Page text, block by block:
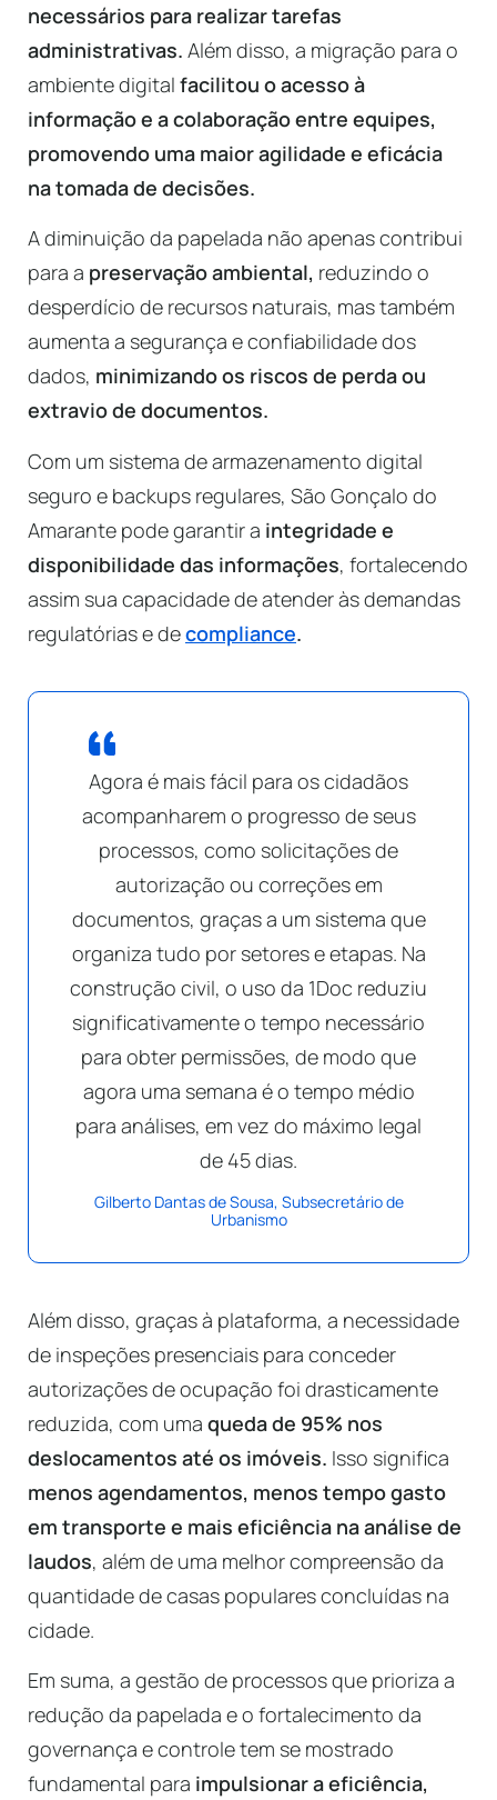
necessários para realizar tarefas
administrativas. Além disso, a migração para o
ambiente digital facilitou o acesso à
informação e a colaboração entre equipes,
promovendo uma maior agilidade e eficácia
na tomada de decisões.
A diminuição da papelada não apenas contribui
para a preservação ambiental, reduzindo o
desperdício de recursos naturais, mas também
aumenta a segurança e confiabilidade dos
dados, minimizando os riscos de perda ou
extravio de documentos.
Com um sistema de armazenamento digital
seguro e backups regulares, São Gonçalo do
Amarante pode garantir a integridade e
disponibilidade das informações, fortalecendo
assim sua capacidade de atender às demandas
regulatórias e decompliance.
Agora é mais fácil para os cidadãos
acompanharem o progresso de seus
processos, como solicitações de
autorização ou correções em
documentos, graças a um sistema que
organiza tudo por setores e etapas. Na
construção civil, o uso da 1Doc reduziu
significativamente o tempo necessário
para obter permissões, de modo que
agora uma semana é o tempo médio
para análises, em vez do máximo legal
de 45 dias.
Gilberto Dantas de Sousa, Subsecretário de
Urbanismo
Além disso, graças à plataforma, a necessidade
de inspeções presenciais para conceder
autorizações de ocupação foi drasticamente
reduzida, com uma queda de 95% nos
deslocamentos até os imóveis. Isso significa
menos agendamentos, menos tempo gasto
em transporte e mais eficiência na análise de
laudos, além de uma melhor compreensão da
quantidade de casas populares concluídas na
cidade.
Em suma, a gestão de processos que prioriza a
redução da papelada e o fortalecimento da
governança e controle tem se mostrado
fundamental para impulsionar a eficiência,